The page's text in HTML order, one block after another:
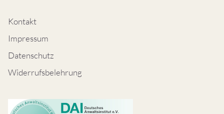
Kontakt
Impressum
Datenschutz
Widerrufsbelehrung